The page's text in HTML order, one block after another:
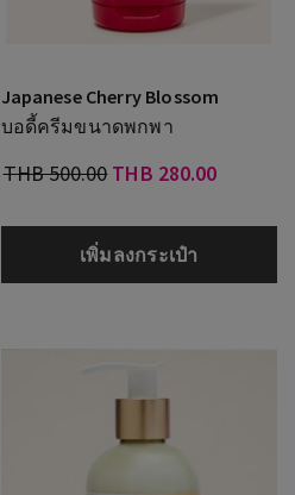
Japanese Cherry Blossom
บอดี้ครีมขนาดพกพา
THB 500.00THB 280.00
เพิ่มลงกระเป๋า